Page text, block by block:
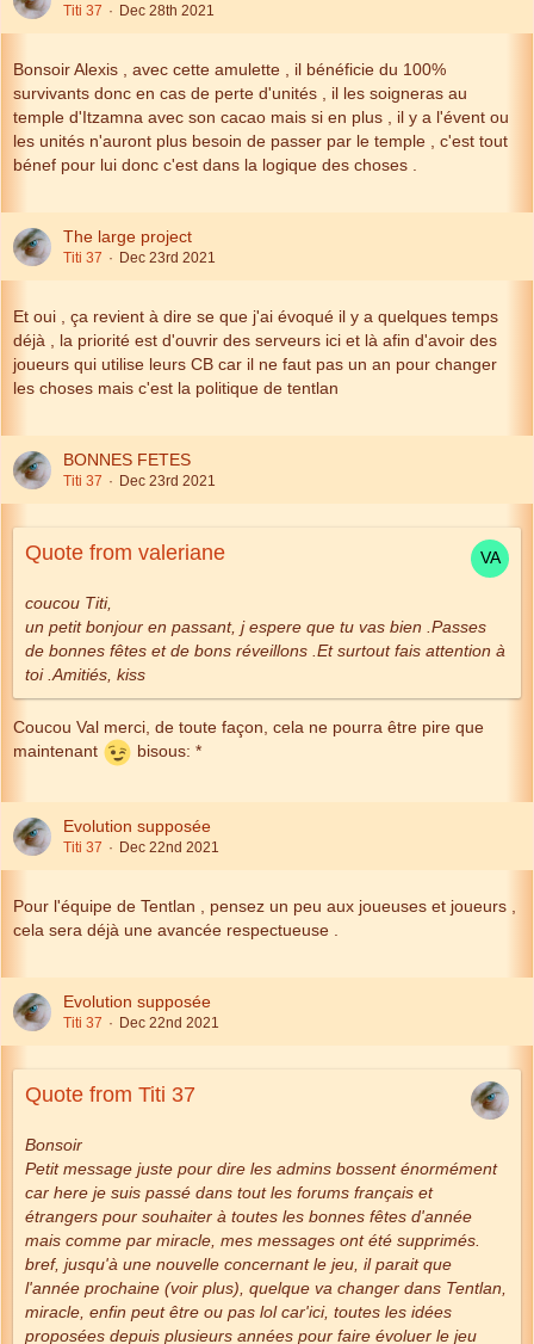
Titi 37 Dec 28th 2021
Bonsoir Alexis , avec cette amulette , il bénéficie du 100%
survivants donc en cas de perte d'unités , il les soigneras au
temple d'Itzamna avec son cacao mais si en plus , il y a l'évent ou
les unités n'auront plus besoin de passer par le temple , c'est tout
bénef pour lui donc c'est dans la logique des choses .
The large project
Titi 37 Dec 23rd 2021
Et oui , ça revient à dire se que j'ai évoqué il y a quelques temps
déjà , la priorité est d'ouvrir des serveurs ici et là afin d'avoir des
joueurs qui utilise leurs CB car il ne faut pas un an pour changer
les choses mais c'est la politique de tentlan
BONNES FETES
Titi 37 Dec 23rd 2021
Quote from valeriane
coucou Titi,
un petit bonjour en passant, j espere que tu vas bien .Passes
de bonnes fêtes et de bons réveillons .Et surtout fais attention à
toi .Amitiés, kiss
Coucou Val merci, de toute façon, cela ne pourra être pire que
maintenant
bisous: *
Evolution supposée
Titi 37 Dec 22nd 2021
Pour l'équipe de Tentlan , pensez un peu aux joueuses et joueurs ,
cela sera déjà une avancée respectueuse .
Evolution supposée
Titi 37 Dec 22nd 2021
Quote from Titi 37
Bonsoir
Petit message juste pour dire les admins bossent énormément
car here je suis passé dans tout les forums français et
étrangers pour souhaiter à toutes les bonnes fêtes d'année
mais comme par miracle, mes messages ont été supprimés.
bref, jusqu'à une nouvelle concernant le jeu, il parait que
l'année prochaine (voir plus), quelque va changer dans Tentlan,
miracle, enfin peut être ou pas lol car'ici, toutes les idées
proposées depuis plusieurs années pour faire évoluer le jeu